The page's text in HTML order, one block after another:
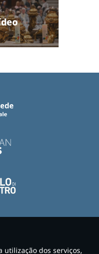
utilização dos serviços,